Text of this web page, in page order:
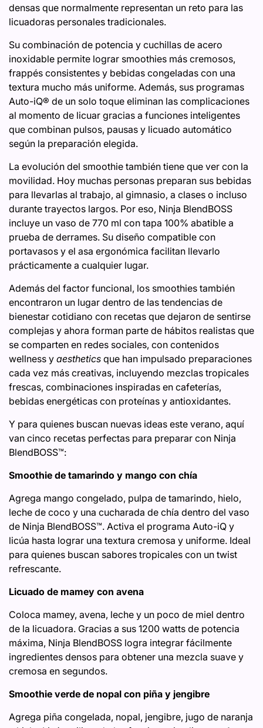
densas que normalmente representan un reto para las
licuadoras personales tradicionales.
Su combinación de potencia y cuchillas de acero
inoxidable permite lograr smoothies más cremosos,
frappés consistentes y bebidas congeladas con una
textura mucho más uniforme. Además, sus programas
Auto-iQ® de un solo toque eliminan las complicaciones
al momento de licuar gracias a funciones inteligentes
que combinan pulsos, pausas y licuado automático
según la preparación elegida.
La evolución del smoothie también tiene que ver con la
movilidad. Hoy muchas personas preparan sus bebidas
para llevarlas al trabajo, al gimnasio, a clases o incluso
durante trayectos largos. Por eso, Ninja BlendBOSS
incluye un vaso de 770 ml con tapa 100% abatible a
prueba de derrames. Su diseño compatible con
portavasos y el asa ergonómica facilitan llevarlo
prácticamente a cualquier lugar.
Además del factor funcional, los smoothies también
encontraron un lugar dentro de las tendencias de
bienestar cotidiano con recetas que dejaron de sentirse
complejas y ahora forman parte de hábitos realistas que
se comparten en redes sociales, con contenidos
wellness y aesthetics que han impulsado preparaciones
cada vez más creativas, incluyendo mezclas tropicales
frescas, combinaciones inspiradas en cafeterías,
bebidas energéticas con proteínas y antioxidantes.
Y para quienes buscan nuevas ideas este verano, aquí
van cinco recetas perfectas para preparar con Ninja
BlendBOSS™:
Smoothie de tamarindo y mango con chía
Agrega mango congelado, pulpa de tamarindo, hielo,
leche de coco y una cucharada de chía dentro del vaso
de Ninja BlendBOSS™. Activa el programa Auto-iQ y
licúa hasta lograr una textura cremosa y uniforme. Ideal
para quienes buscan sabores tropicales con un twist
refrescante.
Licuado de mamey con avena
Coloca mamey, avena, leche y un poco de miel dentro
de la licuadora. Gracias a sus 1200 watts de potencia
máxima, Ninja BlendBOSS logra integrar fácilmente
ingredientes densos para obtener una mezcla suave y
cremosa en segundos.
Smoothie verde de nopal con piña y jengibre
Agrega piña congelada, nopal, jengibre, jugo de naranja